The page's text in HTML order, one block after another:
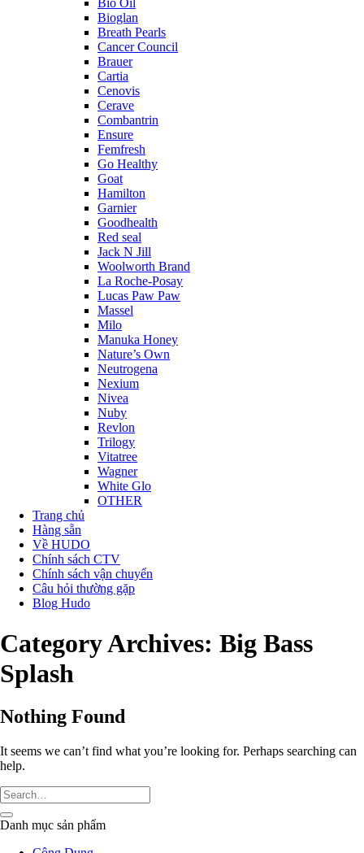
Bio Oil
Bioglan
Breath Pearls
Cancer Council
Brauer
Cartia
Cenovis
Cerave
Combantrin
Ensure
Femfresh
Go Healthy
Goat
Hamilton
Garnier
Goodhealth
Red seal
Jack N Jill
Woolworth Brand
La Roche-Posay
Lucas Paw Paw
Massel
Milo
Manuka Honey
Nature’s Own
Neutrogena
Nexium
Nivea
Nuby
Revlon
Trilogy
Vitatree
Wagner
White Glo
OTHER
Trang chủ
Hàng sẵn
Về HUDO
Chính sách CTV
Chính sách vận chuyển
Câu hỏi thường gặp
Blog Hudo
Category Archives: Big Bass
Splash
Nothing Found
It seems we can’t find what you’re looking for. Perhaps searching can
help.
Danh mục sản phẩm